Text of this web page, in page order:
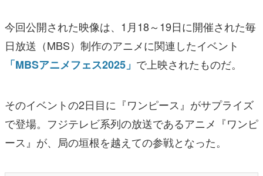
今回公開された映像は、1月18～19日に開催された毎
日放送（MBS）制作のアニメに関連したイベント
「MBSアニメフェス2025」 で上映されたものだ。
そのイベントの2日目に『ワンピース』がサプライズ
で登場。フジテレビ系列の放送であるアニメ『ワンピ
ース』が、局の垣根を越えての参戦となった。